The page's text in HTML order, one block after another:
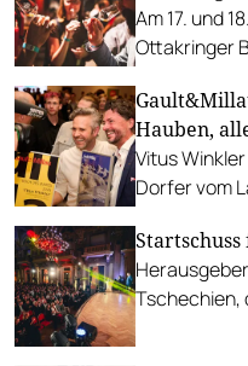
Am 17. und
Ottakringer
Hauben,
Vitus
Dorfer vom
des Jahres,
Tschechien,